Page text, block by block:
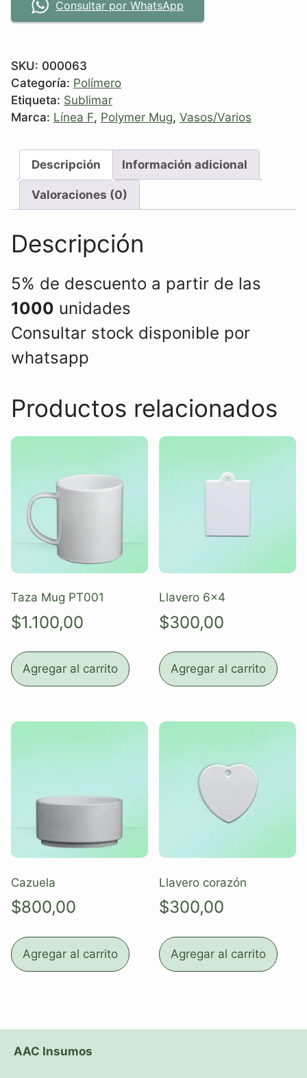
Consultar por WhatsApp
SKU: 000063
Categoría: Polímero
Etiqueta: Sublimar
Marca: Línea F, Polymer Mug, Vasos/Varios
Descripción Información adicional
Valoraciones (0)
Descripción
5% de descuento a partir de las
1000 unidades
Consultar stock disponible por
whatsapp
Productos relacionados
Taza Mug PT001
$1.100,00
Agregar al carrito
Llavero 6×4
$300,00
Agregar al carrito
Cazuela
$800,00
Agregar al carrito
Llavero corazón
$300,00
Agregar al carrito
AAC Insumos